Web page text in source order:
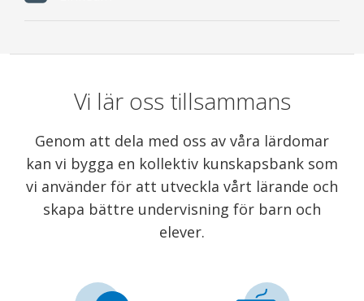
Vi lär oss tillsammans
Genom att dela med oss av våra lärdomar
kan vi bygga en kollektiv kunskapsbank som
vi använder för att utveckla vårt lärande och
skapa bättre undervisning för barn och
elever.